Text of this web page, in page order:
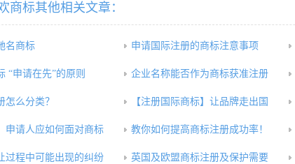
商标其他相关文章：
名商标 申请国际注册的商标注意事项
“申请在先”的原则 企业名称能否作为商标获准注册
怎么分类？ 【注册国际商标】让品牌走出国
申请人应如何面对商标 教你如何提高商标注册成功率！
过程中可能出现的纠纷 英国及欧盟商标注册及保护需要